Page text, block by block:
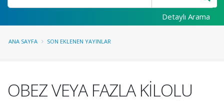
Detaylı Arama
ANA SAYFA SON EKLENEN YAYINLAR
OBEZ VEYA FAZLA KİLOLU